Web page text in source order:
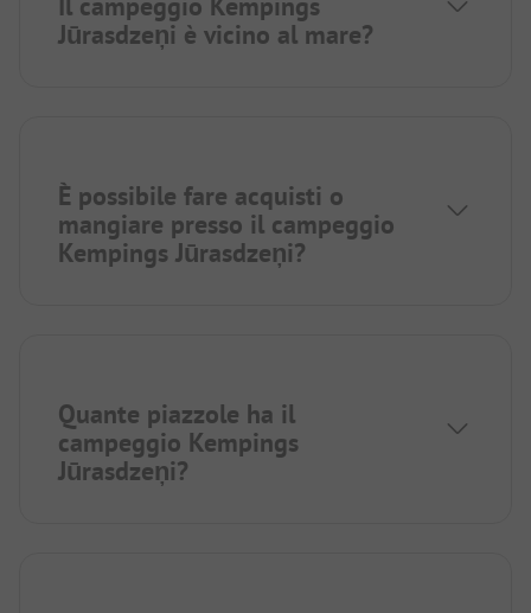
Jūrasdzeņi è vicino al mare?
È possibile fare acquisti o
mangiare presso il campeggio
Kempings Jūrasdzeņi?
Quante piazzole ha il
campeggio Kempings
Jūrasdzeņi?